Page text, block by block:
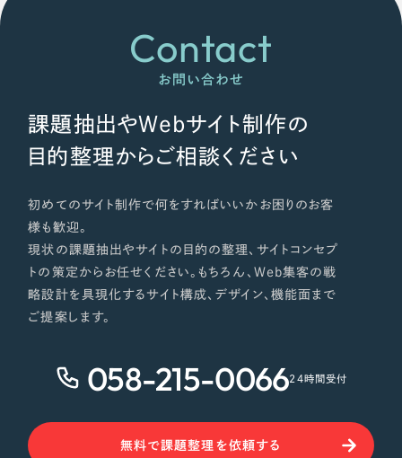
Contact
お問い合わせ
課題抽出やWebサイト制作の
目的整理からご相談ください
初めてのサイト制作で何をすればいいかお困りのお客
様も歓迎。
現状の課題抽出やサイトの目的の整理、サイトコンセプ
トの策定からお任せください。もちろん、Web集客の戦
略設計を具現化するサイト構成、デザイン、機能面まで
ご提案します。
058-215-006624時間受付
無料で課題整理を依頼する